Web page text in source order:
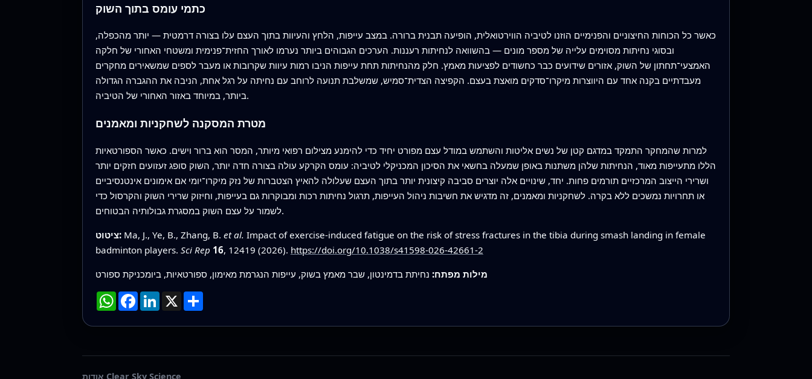
כתמי עומס בתוך השוק
כאשר כל הכוחות החיצוניים והפנימיים הוזנו לטיביה הווירטואלית, הופיעה תבנית ברורה. במצב עייפות, הלחץ והעיוות בתוך העצם עלו בצורה דרמטית — יותר מהכפלה,
ובסוגי נחיתות מסוימים עלייה של מספר מונים — בהשוואה לנחיתות רעננות. הערכים הגבוהים ביותר נערמו לאורך החזית־פנימית ומשטחי האחורי של חלקה
האמצעי־תחתון של השוק, אזורים שידועים כבר כחשודים לפציעות מאמץ. חלק מהנחיתות תחת עייפות הניבו רמות עיוות שקרובות או מעבר לספים שמשאירים מחקרים
מעבדתיים בקנה אחד עם היווצרות מיקרו־סדקים מואצת בעצם. הקפיצה הצדית־סמיש, שמשלבת תנועה לרוחב עם נחיתה על רגל אחת, הניבה את ההגברה הגדולה
ביותר, במיוחד באזור האחורי של הטיביה.
מטרת המסקנה לשחקניות ומאמנים
למרות שהמחקר התמקד במדגם קטן של נשים אליטות והשתמש במודל עצם מפורט יחיד כדי להימנע מצילום רפואי מיותר, המסר הוא ברור וישים. כאשר הספורטאיות
הללו מתעייפות מאוד, הנחיתות שלהן משתנות באופן שמעלה בחשאי את הסיכון המכניקלי לטיביה: עומס הקרקע עולה בצורה חדה יותר, השוק סופג זעזועים חזקים יותר
ושרירי הייצוב המרכזיים תורמים פחות. יחד, שינויים אלה יוצרים סביבה קיצונית יותר בתוך העצם שעלולה להאיץ הצטברות של נזק מיקרו־יומי אם אימונים אינטנסיביים
או תחרויות נמשכים ללא בקרה. לשחקניות ומאמנים, זה מדגיש את חשיבות ניהול העייפות, תרגול נחיתות רכות ומבוקרות גם בעייפות, וחיזוק שרירי השוק והקרסול כדי
לשמור על עצם השוק במסגרת גבולותיה הבטוחים.
ציטוט: Ma, J., Ye, B., Zhang, B. et al. Impact of exercise-induced fatigue on the risk of stress fractures in the tibia during smash landing in female
badminton players. Sci Rep 16, 12419 (2026). https://doi.org/10.1038/s41598-026-42661-2
מילות מפתח: נחיתת בדמינטון, שבר מאמץ בשוק, עייפות הנגרמת מאימון, ספורטאיות, ביומכניקת ספורט
WhatsApp
Facebook
LinkedIn
X שתף
אודות Clear Sky Science